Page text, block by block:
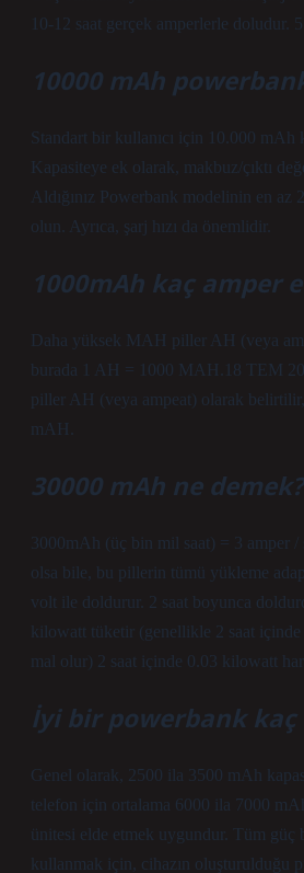
10-12 saat gerçek amperlerle doludur.
10000 mAh
Standart bir kullanıcı için 10.000 mAh
Kapasiteye ek olarak, makbuz/çıktı
Aldığınız Powerbank modelinin en az
olun. Ayrıca, şarj hızı da önemlidir.
1000mAh kaç amper
Daha yüksek MAH piller AH (veya
burada 1 AH = 1000 MAH.18 TEM
piller AH (veya ampeat) olarak
mAH.
30000 mAh ne demek?
3000mAh (üç bin mil saat) = 3 amper /
olsa bile, bu pillerin tümü yükleme
volt ile doldurur. 2 saat boyunca
kilowatt tüketir (genellikle 2 saat içinde
mal olur) 2 saat içinde 0.03 kilowatt
İyi bir powerbank kaç
Genel olarak, 2500 ila 3500 mAh
telefon için ortalama 6000 ila 7000
ünitesi elde etmek uygundur. Tüm güç
kullanmak için, cihazın oluşturulduğu